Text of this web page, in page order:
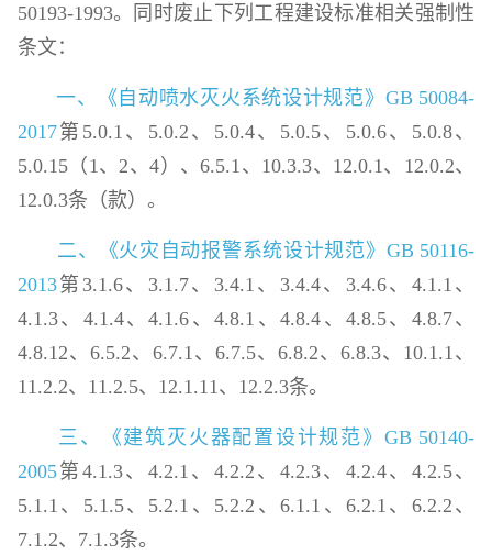
50193-1993。同时废止下列工程建设标准相关强制性
条文：
一、《自动喷水灭火系统设计规范》GB 50084-
2017第5.0.1、5.0.2、5.0.4、5.0.5、5.0.6、5.0.8、
5.0.15（1、2、4）、6.5.1、10.3.3、12.0.1、12.0.2、
12.0.3条（款）。
二、《火灾自动报警系统设计规范》GB 50116-
2013第3.1.6、3.1.7、3.4.1、3.4.4、3.4.6、4.1.1、
4.1.3、4.1.4、4.1.6、4.8.1、4.8.4、4.8.5、4.8.7、
4.8.12、6.5.2、6.7.1、6.7.5、6.8.2、6.8.3、10.1.1、
11.2.2、11.2.5、12.1.11、12.2.3条。
三、《建筑灭火器配置设计规范》GB 50140-
2005第4.1.3、4.2.1、4.2.2、4.2.3、4.2.4、4.2.5、
5.1.1、5.1.5、5.2.1、5.2.2、6.1.1、6.2.1、6.2.2、
7.1.2、7.1.3条。